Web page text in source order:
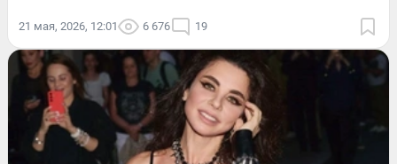
21 мая, 2026, 12:01 6 676 19